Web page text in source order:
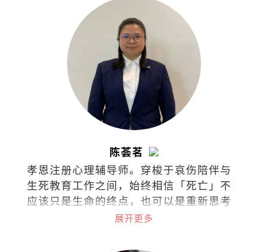
陈荟茗
孝恩注册心理辅导师。穿梭于哀伤陪伴与
生死教育工作之间，始终相信「死亡」不
应该只是生命的终点，也可以是重新思考
与理解生命与关系的起点。
展开更多